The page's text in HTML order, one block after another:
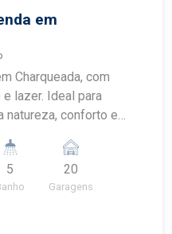
em
Charqueada, com
lazer. Ideal para
natureza, conforto e
momentos de
5 20
Garagens